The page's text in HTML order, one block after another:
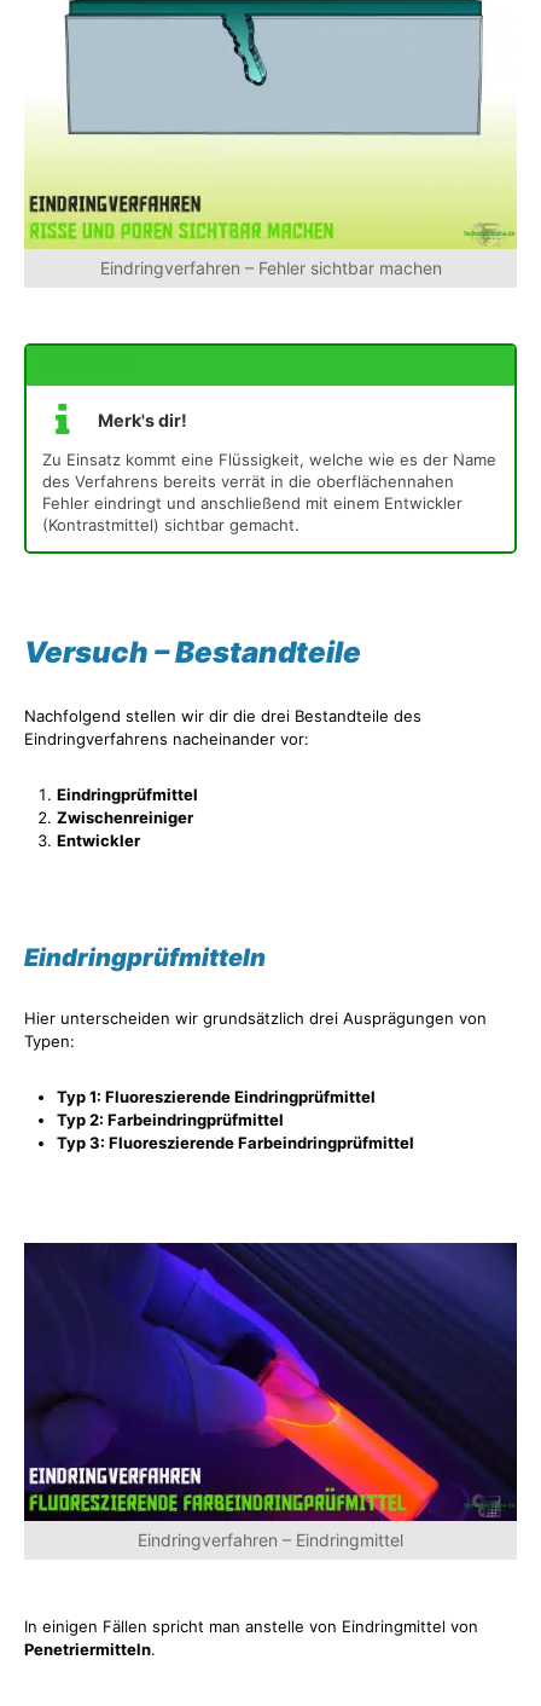
Eindringverfahren – Fehler sichtbar machen
Merk's dir!
Zu Einsatz kommt eine Flüssigkeit, welche wie es der Name
des Verfahrens bereits verrät in die oberflächennahen
Fehler eindringt und anschließend mit einem Entwickler
(Kontrastmittel) sichtbar gemacht.
Versuch – Bestandteile
Nachfolgend stellen wir dir die drei Bestandteile des
Eindringverfahrens nacheinander vor:
Eindringprüfmittel
Zwischenreiniger
Entwickler
Eindringprüfmitteln
Hier unterscheiden wir grundsätzlich drei Ausprägungen von
Typen:
Typ 1: Fluoreszierende Eindringprüfmittel
Typ 2: Farbeindringprüfmittel
Typ 3: Fluoreszierende Farbeindringprüfmittel
Eindringverfahren – Eindringmittel
In einigen Fällen spricht man anstelle von Eindringmittel von
Penetriermitteln.